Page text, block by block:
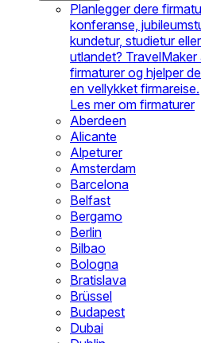
Planlegger dere
konferanse,
kundetur, studietur
utlandet?
firmaturer og hjelper
en vellykket firmareise.
Les mer om firmaturer
Aberdeen
Alicante
Alpeturer
Amsterdam
Barcelona
Belfast
Bergamo
Berlin
Bilbao
Bologna
Bratislava
Brüssel
Budapest
Dubai